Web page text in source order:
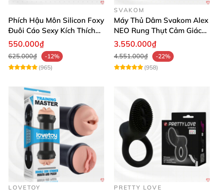
Phích Hậu Môn Silicon Foxy
Đuôi Cáo Sexy Kích Thích
Đỉnh Cao
550.000₫
625.000₫
-12%
(965)
SVAKOM
Máy Thủ Dâm Svakom Alex
NEO Rung Thụt Cảm Giác
Thật, App Điều Khiển
3.550.000₫
4.551.000₫
-22%
(958)
LOVETOY PRETTY LOVE